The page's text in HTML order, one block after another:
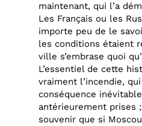
maintenant, qui l’a
Les Français ou les
importe peu de le
les conditions étaient
ville s’embrase quoi
L’essentiel de cette
vraiment l’incendie,
conséquence
antérieurement prises
souvenir que si